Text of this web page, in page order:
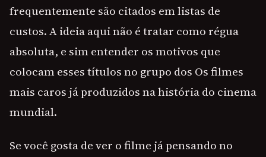
frequentemente são citados em listas de
custos. A ideia aqui não é tratar como régua
absoluta, e sim entender os motivos que
colocam esses títulos no grupo dos Os filmes
mais caros já produzidos na história do cinema
mundial.
Se você gosta de ver o filme já pensando no